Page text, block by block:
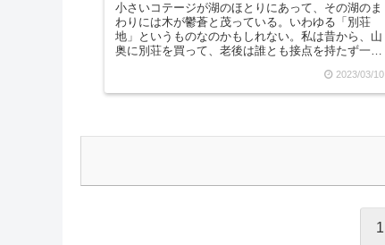
小さいコテージが湖のほとりにあって、その湖のま
わりには木が鬱蒼と茂っている。いわゆる「別荘
地」というものなのかもしれない。私は昔から、山
奥に別荘を買って、老後は誰とも接点を持たず一人
2023/03/10
1